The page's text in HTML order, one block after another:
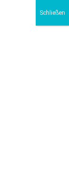
Schließen